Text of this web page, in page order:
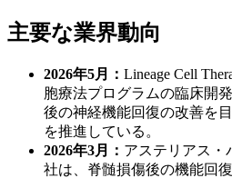
主要な業界動向
2026年5月： Lineage Cell
胞療法プログラムの臨床開
後の神経機能回復の改善を
を推進している。
2026年3月： アステリアス・
社は、脊髄損傷後の機能回